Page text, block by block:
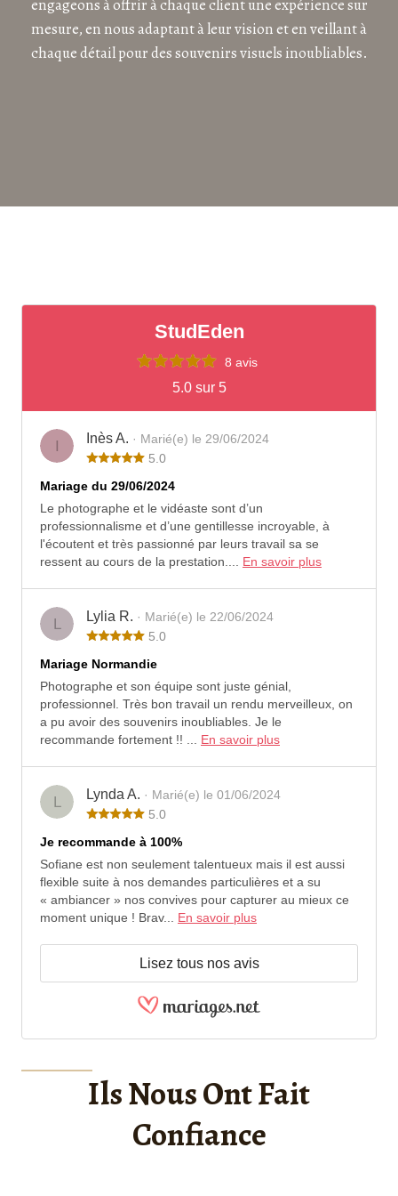
engageons à offrir à chaque client une expérience sur
mesure, en nous adaptant à leur vision et en veillant à
chaque détail pour des souvenirs visuels inoubliables.
StudEden
8 avis
5.0 sur 5
I Inès A. · Marié(e) le 29/06/2024
5.0
Mariage du 29/06/2024
Le photographe et le vidéaste sont d’un
professionnalisme et d’une gentillesse incroyable, à
l'écoutent et très passionné par leurs travail sa se
ressent au cours de la prestation.... En savoir plus
L Lylia R. · Marié(e) le 22/06/2024
5.0
Mariage Normandie
Photographe et son équipe sont juste génial,
professionnel. Très bon travail un rendu merveilleux, on
a pu avoir des souvenirs inoubliables. Je le
recommande fortement !! ... En savoir plus
L Lynda A. · Marié(e) le 01/06/2024
5.0
Je recommande à 100%
Sofiane est non seulement talentueux mais il est aussi
flexible suite à nos demandes particulières et a su
« ambiancer » nos convives pour capturer au mieux ce
moment unique ! Brav... En savoir plus
Lisez tous nos avis
Ils Nous Ont Fait
Confiance